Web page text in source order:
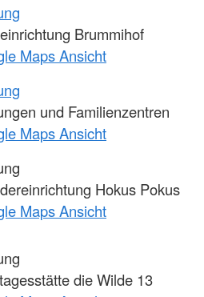
Brummihof
Maps Ansicht
und Familienzentren
Maps Ansicht
Hokus Pokus
Maps Ansicht
die Wilde 13